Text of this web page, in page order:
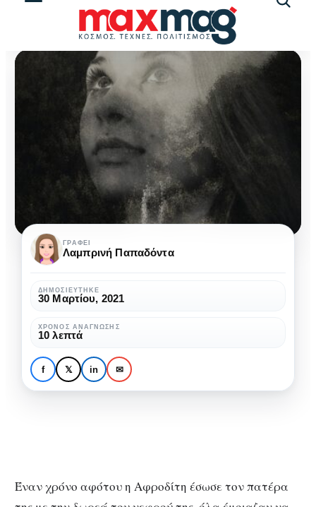
NEXT CHAPTER ΣΠΟΥΔΑΊΑ ΓΥΝΑΊΚΑ
Κεφάλαιο 9: Παραμύθι
στη ζωή ή ζωή στο
παραμύθι;
Κεφάλαιο
Παραμύθι
στη
ζωή
ζωή
στο
ΓΡΆΦΕΙ
Λαμπρινή Παπαδόντα
ΔΗΜΟΣΙΕΎΤΗΚΕ
30 Μαρτίου, 2021
ΧΡΌΝΟΣ ΑΝΆΓΝΩΣΗΣ
10 λεπτά
f 𝕏 in ✉
Έναν χρόνο αφότου η Αφροδίτη έσωσε τον πατέρα